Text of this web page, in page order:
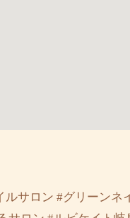
サロン #グリーンネ